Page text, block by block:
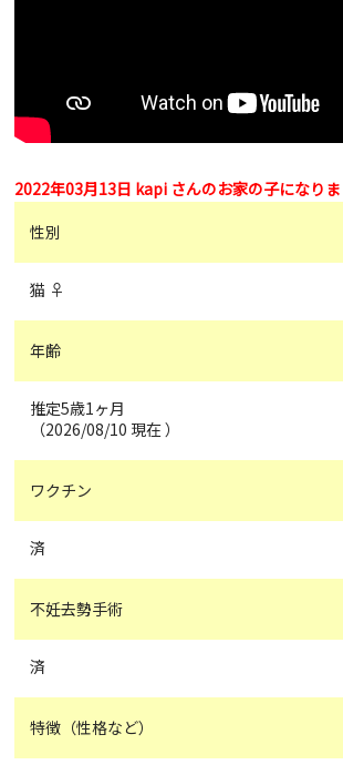
2022年03月13日 kapi さんのお家の子になりま
性別
猫 ♀
年齢
推定5歳1ヶ月
（2026/08/10 現在 ）
ワクチン
済
不妊去勢手術
済
特徴（性格など）